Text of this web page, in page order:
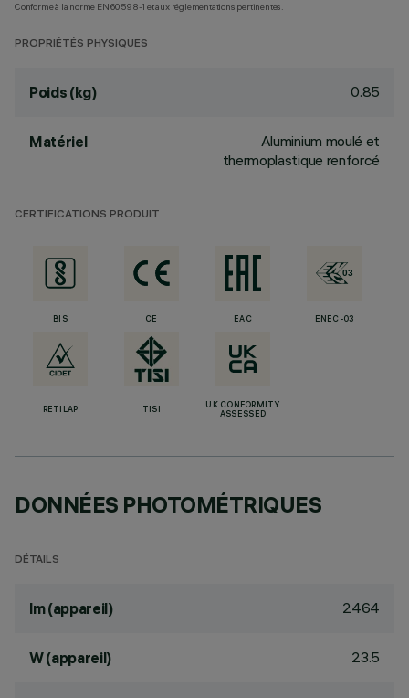
Conforme à la norme EN60598-1 et aux réglementations pertinentes.
PROPRIÉTÉS PHYSIQUES
Poids (kg) 0.85
Matériel
Aluminium moulé et
thermoplastique renforcé
CERTIFICATIONS PRODUIT
BIS CE EAC ENEC-03
RETILAP TISI
UK CONFORMITY
ASSESSED
DONNÉES PHOTOMÉTRIQUES
DÉTAILS
lm (appareil) 2464
W (appareil) 23.5